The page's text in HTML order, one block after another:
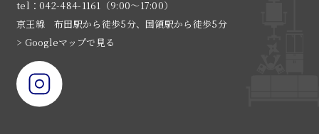
tel：042-484-1161（9:00〜17:00）
京王線 布田駅から徒歩5分、国領駅から徒歩5分
> Googleマップで見る